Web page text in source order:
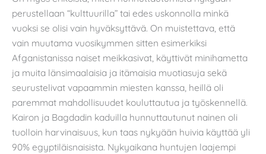
perustellaan “kulttuurilla” tai edes uskonnolla minkä
vuoksi se olisi vain hyväksyttävä. On muistettava, että
vain muutama vuosikymmen sitten esimerkiksi
Afganistanissa naiset meikkasivat, käyttivät minihametta
ja muita länsimaalaisia ja itämaisia muotiasuja sekä
seurustelivat vapaammin miesten kanssa, heillä oli
paremmat mahdollisuudet kouluttautua ja työskennellä.
Kairon ja Bagdadin kaduilla hunnuttautunut nainen oli
tuolloin harvinaisuus, kun taas nykyään huivia käyttää yli
90% egyptiläisnaisista. Nykyaikana huntujen laajempi